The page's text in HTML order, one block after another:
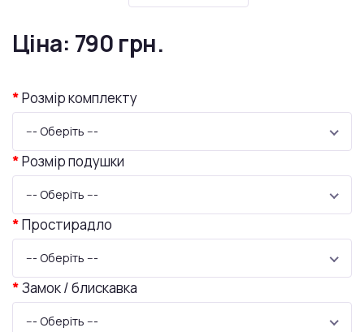
Ціна: 790 грн.
Розмір комплекту
--- Оберіть ---
Розмір подушки
--- Оберіть ---
Простирадло
--- Оберіть ---
Замок / блискавка
--- Оберіть ---